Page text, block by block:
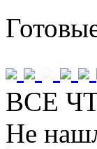
ВСЕ
Не